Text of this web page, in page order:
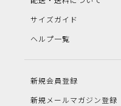
サイズガイド
ヘルプ一覧
新規会員登録
新規メールマガジン登録